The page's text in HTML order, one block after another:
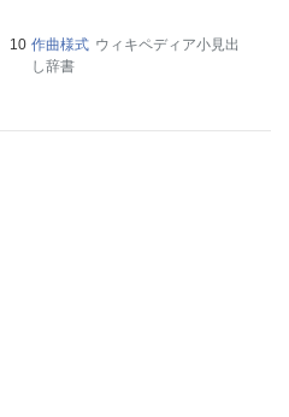
作曲様式 ウィキペディア小見出
し辞書